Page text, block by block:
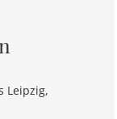
Leipzig,